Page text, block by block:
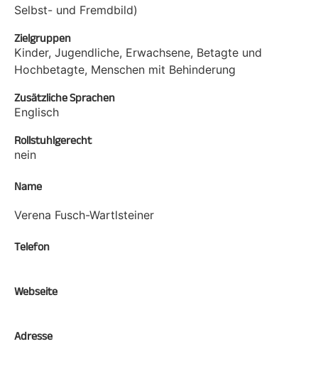
Selbst- und Fremdbild)
Zielgruppen
Kinder, Jugendliche, Erwachsene, Betagte und
Hochbetagte, Menschen mit Behinderung
Zusätzliche Sprachen
Englisch
Rollstuhlgerecht
nein
Name
Verena Fusch-Wartlsteiner
Telefon
Webseite
Adresse